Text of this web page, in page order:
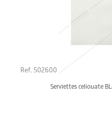
Ref. 502600
Serviettes celiouate